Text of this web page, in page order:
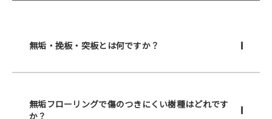
無垢・挽板・突板とは何ですか？
無垢フローリングで傷のつきにくい樹種はどれです
か？